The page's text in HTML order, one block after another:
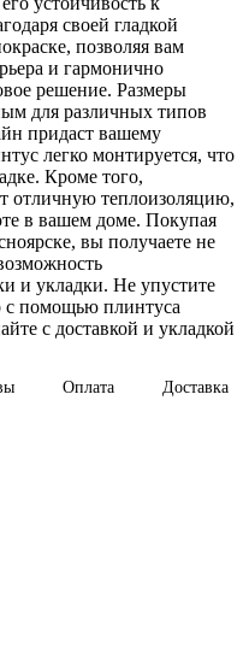
своей гладкой
позволяя вам
и гармонично
решение. Размеры
для различных типов
придаст вашему
легко монтируется, что
Кроме того,
отличную теплоизоляцию,
в вашем доме. Покупая
вы получаете не
и укладки. Не упустите
с помощью плинтуса
с доставкой и укладкой
Оплата Доставка